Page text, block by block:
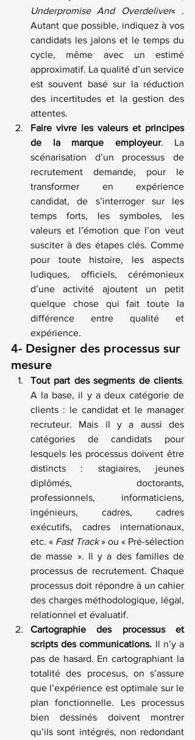
Underpromise And Overdeliver« .
Autant que possible, indiquez à vos
candidats les jalons et le temps du
cycle, même avec un estimé
approximatif. La qualité d’un service
est souvent basé sur la réduction
des incertitudes et la gestion des
attentes.
Faire vivre les valeurs et principes
de la marque employeur. La
scénarisation d’un processus de
recrutement demande, pour le
transformer en expérience
candidat, de s’interroger sur les
temps forts, les symboles, les
valeurs et l’émotion que l’on veut
susciter à des étapes clés. Comme
pour toute histoire, les aspects
ludiques, officiels, cérémonieux
d’une activité ajoutent un petit
quelque chose qui fait toute la
différence entre qualité et
expérience.
4- Designer des processus sur
mesure
Tout part des segments de clients.
A la base, il y a deux catégorie de
clients : le candidat et le manager
recruteur. Mais il y a aussi des
catégories de candidats pour
lesquels les processus doivent être
distincts : stagiaires, jeunes
diplômés, doctorants,
professionnels, informaticiens,
ingénieurs, cadres, cadres
exécutifs, cadres internationaux,
etc. « Fast Track » ou « Pré-sélection
de masse ». Il y a des familles de
processus de recrutement. Chaque
processus doit répondre à un cahier
des charges méthodologique, légal,
relationnel et évaluatif.
Cartographie des processus et
scripts des communications. Il n’y a
pas de hasard. En cartographiant la
totalité des procesus, on s’assure
que l’expérience est optimale sur le
plan fonctionnelle. Les processus
bien dessinés doivent montrer
qu’ils sont intégrés, non redondant